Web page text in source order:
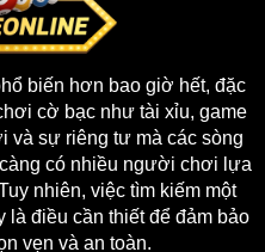
biến hơn bao giờ hết, đặc
cờ bạc như tài xỉu, game
và sự riêng tư mà các sòng
có nhiều người chơi lựa
nhiên, việc tìm kiếm một
là điều cần thiết để đảm bảo
vẹn và an toàn.